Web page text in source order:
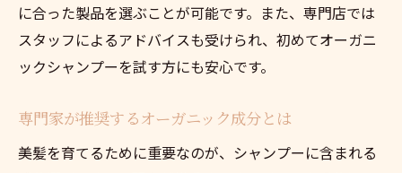
に合った製品を選ぶことが可能です。また、専門店では
スタッフによるアドバイスも受けられ、初めてオーガニ
ックシャンプーを試す方にも安心です。
専門家が推奨するオーガニック成分とは
美髪を育てるために重要なのが、シャンプーに含まれる